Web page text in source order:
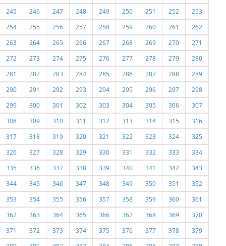
245
246 247 248 249 250 251 252
253
254
255 256 257 258 259 260 261
262
263
264 265 266 267 268 269 270
271
272
273 274 275 276 277 278 279
280
281
282 283 284 285 286 287 288
289
290
291 292 293 294 295 296 297
298
299
300 301 302 303 304 305 306
307
308
309 310 311 312 313 314 315
316
317
318 319 320 321 322 323 324
325
326
327 328 329 330 331 332 333
334
335
336 337 338 339 340 341 342
343
344
345 346 347 348 349 350 351
352
353
354 355 356 357 358 359 360
361
362
363 364 365 366 367 368 369
370
371
372 373 374 375 376 377 378
379